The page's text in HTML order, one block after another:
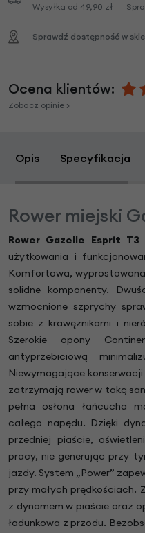
Wysyłka od 49,90 zł
Sprawdź dostępność w
Ocena klientów:
Zobacz opinie >
Opis Specyfikacja
Rower miejski
Rower Gazelle Esprit T3
użytkowania i
Komfortowa,
solidne komponenty.
wzmocnione szprychy
sobie z krawężnikami i
Szerokie opony
antyprzebiciową
Niewymagające
zatrzymają rower w taką
pełna osłona łańcucha
całego napędu. Dzięki
przedniej piaście,
pracy, nie generując przy
jazdy. System „Power”
przy małych prędkościach.
z dynamem w piaście oraz
ładunkowa z przodu.